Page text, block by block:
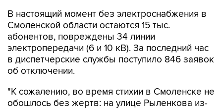
В настоящий момент без электроснабжения в
Смоленской области остаются 15 тыс.
абонентов, повреждены 34 линии
электропередачи (6 и 10 кВ). За последний час
в диспетчерские службы поступило 846 заявок
об отключении.
"К сожалению, во время стихии в Смоленске не
обошлось без жертв: на улице Рыленкова из-